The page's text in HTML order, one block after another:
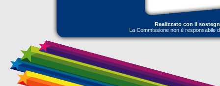
Realizzato con il
La Commissione non è responsabile